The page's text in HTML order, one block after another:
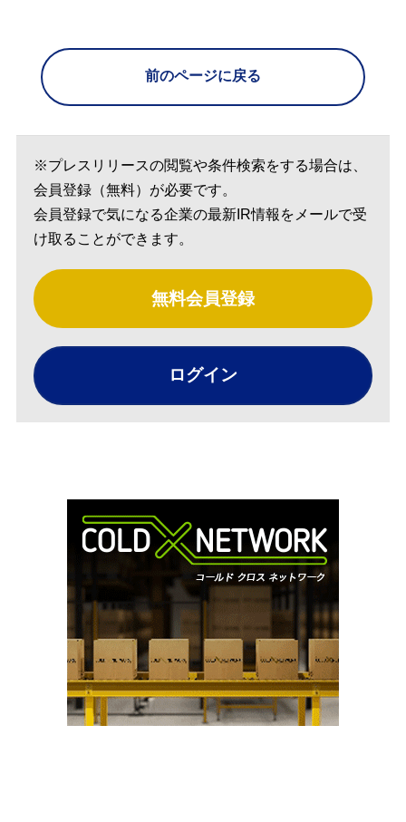
前のページに戻る
※プレスリリースの閲覧や条件検索をする場合は、
会員登録（無料）が必要です。
会員登録で気になる企業の最新IR情報をメールで受
け取ることができます。
無料会員登録
ログイン